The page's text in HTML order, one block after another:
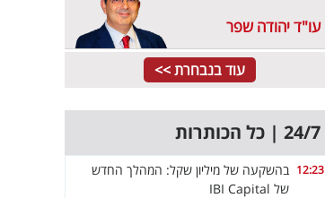
עו"ד יהודה שפר
עוד בנבחרת >>
24/7 | כל הכותרות
12:23 בהשקעה של מיליון שקל: המהלך החדש
של IBI Capital